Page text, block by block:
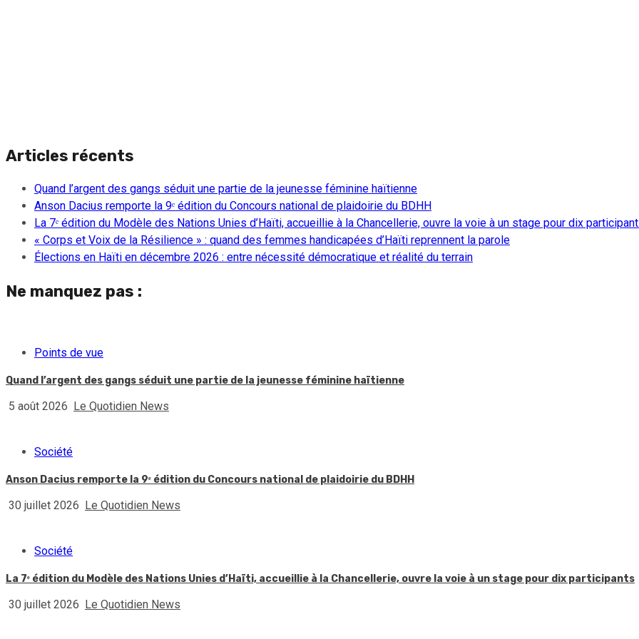
Articles récents
Quand l’argent des gangs séduit une partie de la jeunesse féminine haïtienne
Anson Dacius remporte la 9ᵉ édition du Concours national de plaidoirie du BDHH
La 7ᵉ édition du Modèle des Nations Unies d’Haïti, accueillie à la Chancellerie, ouvre la voie à un stage pour dix
« Corps et Voix de la Résilience » : quand des femmes handicapées d’Haïti reprennent la parole
Élections en Haïti en décembre 2026 : entre nécessité démocratique et réalité du terrain
Ne manquez pas :
Points de vue
Quand l’argent des gangs séduit une partie de la jeunesse féminine haïtienne
5 août 2026 Le Quotidien News
Société
Anson Dacius remporte la 9ᵉ édition du Concours national de plaidoirie du BDHH
30 juillet 2026 Le Quotidien News
Société
La 7ᵉ édition du Modèle des Nations Unies d’Haïti, accueillie à la Chancellerie, ouvre la voie à un stage pour dix participants
30 juillet 2026 Le Quotidien News